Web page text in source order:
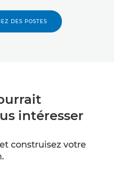
DES POSTES
intéresser
construisez votre